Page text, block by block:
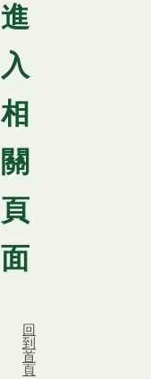
進
入
相
關
頁
面
回
到
首
頁